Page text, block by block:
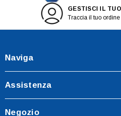
GESTISCI IL
Traccia il tuo ordine
Naviga
Assistenza
Negozio